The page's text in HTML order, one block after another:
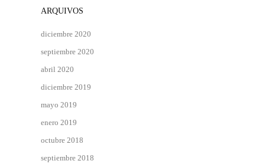
ARQUIVOS
diciembre 2020
septiembre 2020
abril 2020
diciembre 2019
mayo 2019
enero 2019
octubre 2018
septiembre 2018